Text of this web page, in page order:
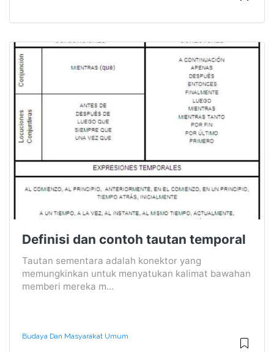
Definisi dan contoh tautan temporal
Tautan sementara adalah konektor yang
memungkinkan untuk menyatukan kalimat bawahan
memberi mereka m...
Budaya Dan Masyarakat Umum